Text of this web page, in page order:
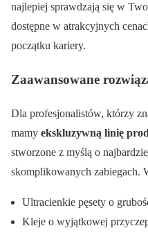
najlepiej sprawdzają się w
dostępne w atrakcyjnych
początku kariery.
Zaawansowane
Dla profesjonalistów, którzy
mamy ekskluzywną linię
stworzone z myślą o
skomplikowanych zabiegach.
Ultracienkie pęsety o
Kleje o wyjątkowej